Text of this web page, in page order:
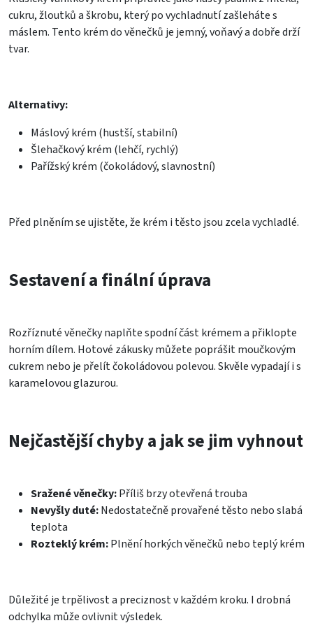
cukru, žloutků a škrobu, který po vychladnutí zašleháte s
máslem. Tento krém do věnečků je jemný, voňavý a dobře drží
tvar.
Alternativy:
Máslový krém (hustší, stabilní)
Šlehačkový krém (lehčí, rychlý)
Pařížský krém (čokoládový, slavnostní)
Před plněním se ujistěte, že krém i těsto jsou zcela vychladlé.
Sestavení a finální úprava
Rozříznuté věnečky naplňte spodní část krémem a přiklopte
horním dílem. Hotové zákusky můžete poprášit moučkovým
cukrem nebo je přelít čokoládovou polevou. Skvěle vypadají i s
karamelovou glazurou.
Nejčastější chyby a jak se jim vyhnout
Sražené věnečky:Příliš brzy otevřená trouba
Nevyšly duté:Nedostatečně provařené těsto nebo slabá
teplota
Rozteklý krém:Plnění horkých věnečků nebo teplý krém
Důležité je trpělivost a preciznost v každém kroku. I drobná
odchylka může ovlivnit výsledek.